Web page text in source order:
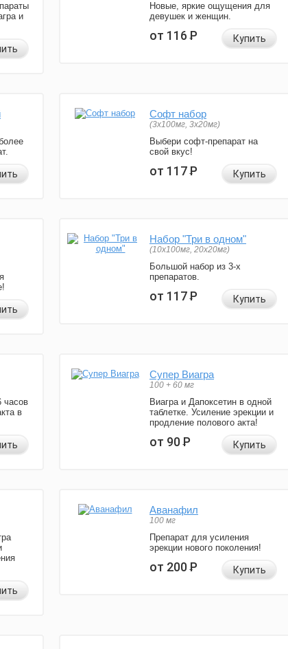
и
Новые, яркие ощущения для
девушек и женщин.
от 116Р Купить
Софт набор
(3x100мг, 3x20мг)
Выбери софт-препарат на
свой вкус!
от 117Р Купить
Набор "Три в одном"
(10x100мг, 20x20мг)
Большой набор из 3-х
препаратов.
от 117Р Купить
часов
в
Супер Виагра
100 + 60 мг
Виагра и Дапоксетин в одной
таблетке. Усиление эрекции и
продление полового акта!
от 90Р Купить
Аванафил
100 мг
Препарат для усиления
эрекции нового поколения!
от 200Р Купить